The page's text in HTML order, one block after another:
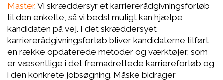
Master. Vi skræddersyr et karriererådgivningsforløb
til den enkelte, så vi bedst muligt kan hjælpe
kandidaten på vej. I det skræddersyet
karriererådgivningsforløb bliver kandidaterne tilført
en række opdaterede metoder og værktøjer, som
er væsentlige i det fremadrettede karriereforløb og
i den konkrete jobsøgning. Måske bidrager